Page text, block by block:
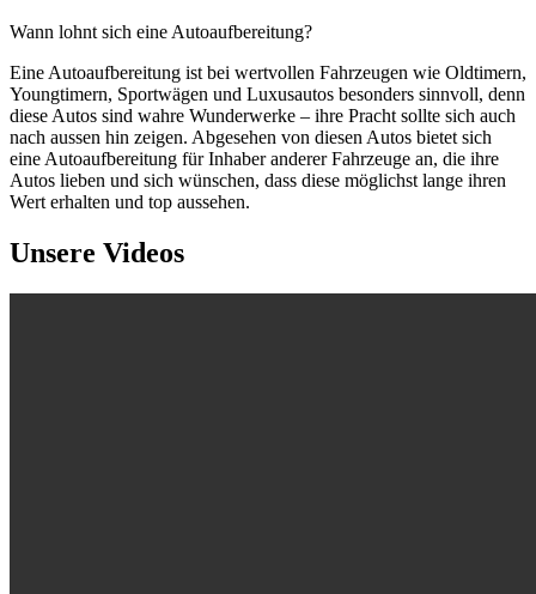
Wann lohnt sich eine Autoaufbereitung?
Eine Autoaufbereitung ist bei wertvollen Fahrzeugen wie Oldtimern,
Youngtimern, Sportwägen und Luxusautos besonders sinnvoll, denn
diese Autos sind wahre Wunderwerke – ihre Pracht sollte sich auch
nach aussen hin zeigen. Abgesehen von diesen Autos bietet sich
eine Autoaufbereitung für Inhaber anderer Fahrzeuge an, die ihre
Autos lieben und sich wünschen, dass diese möglichst lange ihren
Wert erhalten und top aussehen.
Unsere Videos